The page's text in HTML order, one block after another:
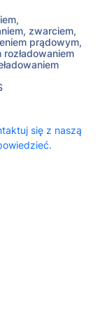
zwarciem,
prądowym,
rozładowaniem
się z naszą